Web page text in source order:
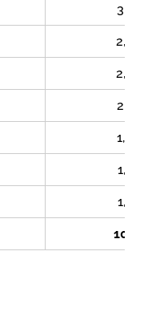
3,4
2,8
2,6
2,2
1,6
1,5
1,3
100